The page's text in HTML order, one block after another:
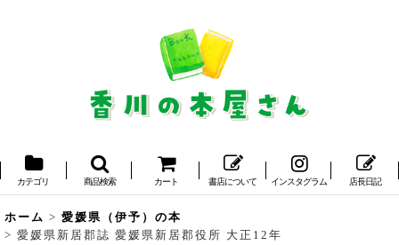
カテゴリ 商品検索 カート 書店について インスタグラム 店長日記
ホーム > 愛媛県（伊予）の本
> 愛媛県新居郡誌 愛媛県新居郡役所 大正12年